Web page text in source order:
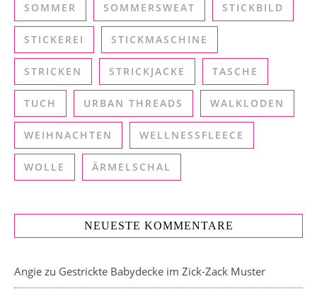
SOMMER SOMMERSWEAT STICKBILD
STICKEREI STICKMASCHINE
STRICKEN STRICKJACKE TASCHE
TUCH URBAN THREADS WALKLODEN
WEIHNACHTEN WELLNESSFLEECE
WOLLE ÄRMELSCHAL
NEUESTE KOMMENTARE
Angie zu Gestrickte Babydecke im Zick-Zack Muster